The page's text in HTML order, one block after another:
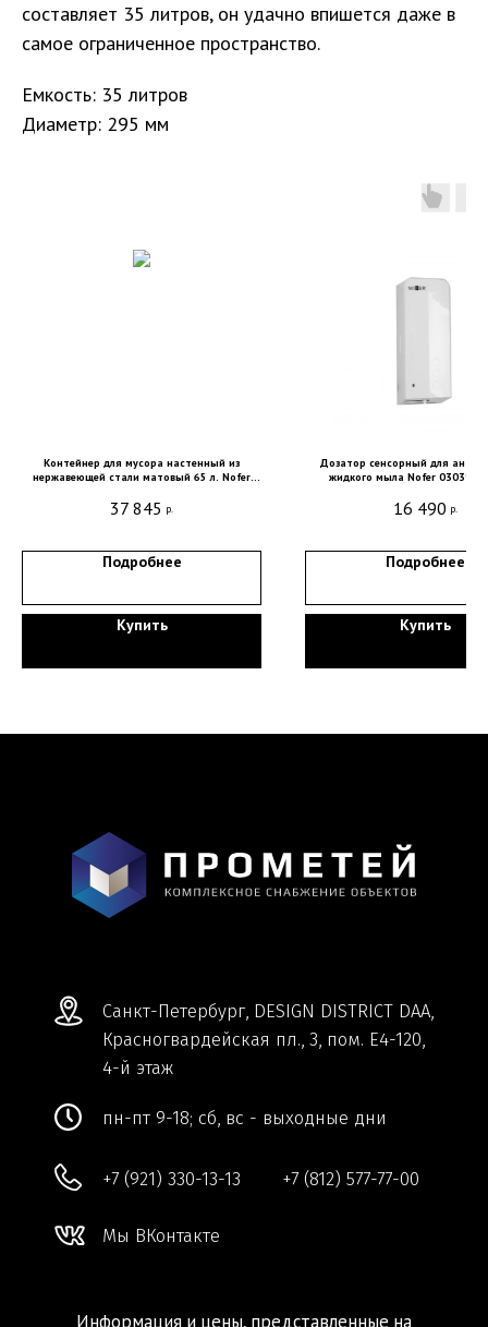
составляет 35 литров, он удачно впишется даже в
самое ограниченное пространство.
Емкость: 35 литров
Диаметр: 295 мм
Контейнер для мусора настенный из
нержавеющей стали матовый 65 л. Nofer
37 845 р.
Подробнее
Купить
Дозатор сенсорный для
жидкого мыла Nofer 03039.W
16 490 р.
Подробнее
Купить
Информация и цены, представленные на
являются публичной офертой.
пн-пт 9-18; сб, вс - выходные дни
Мы ВКонтакте